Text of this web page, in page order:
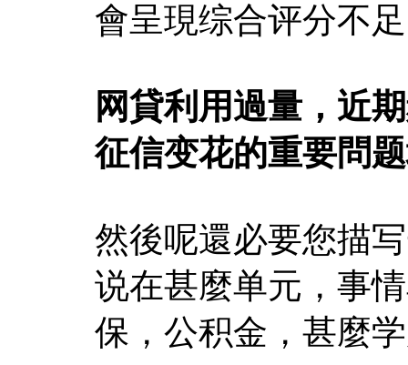
會呈現综合评分不
网貸利用過量，近
征信变花的重要問
然後呢還必要您描
说在甚麼单元，事
保，公积金，甚麼